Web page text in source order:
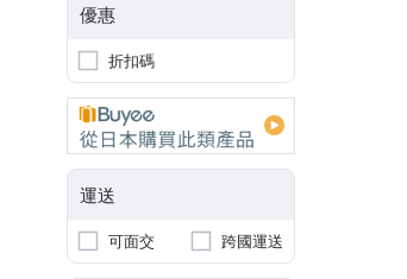
優惠
折扣碼
運送
可面交 跨國運送